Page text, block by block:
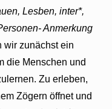
Lesben, inter*,
Anmerkung
wir zunächst ein
die Menschen und
Zu erleben,
Zögern öffnet und